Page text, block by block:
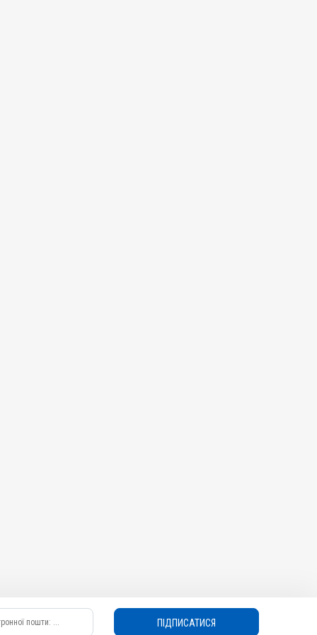
ПІДПИСАТИСЯ